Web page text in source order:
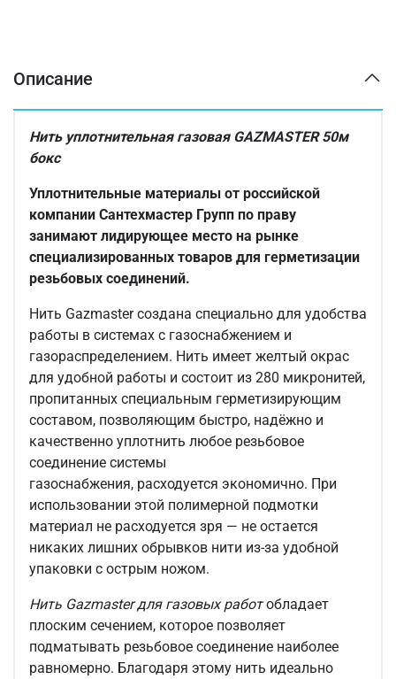
Описание
Нить уплотнительная газовая GAZMASTER 50м
бокс
Уплотнительные материалы от российской
компании Сантехмастер Групп по праву
занимают лидирующее место на рынке
специализированных товаров для герметизации
резьбовых соединений.
Нить Gazmaster создана специально для удобства
работы в системах с газоснабжением и
газораспределением. Нить имеет желтый окрас
для удобной работы и состоит из 280 микронитей,
пропитанных специальным герметизирующим
составом, позволяющим быстро, надёжно и
качественно уплотнить любое резьбовое
соединение системы
газоснабжения, расходуется экономично. При
использовании этой полимерной подмотки
материал не расходуется зря — не остается
никаких лишних обрывков нити из-за удобной
упаковки с острым ножом.
Нить Gazmaster для газовых работ обладает
плоским сечением, которое позволяет
подматывать резьбовое соединение наиболее
равномерно. Благодаря этому нить идеально